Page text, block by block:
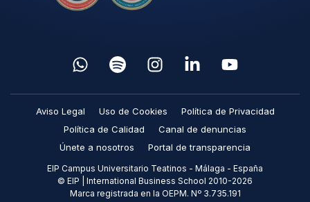
Aviso Legal Uso de Cookies
Política de Privacidad
Política de Calidad
Canal de denuncias
Únete a nosotros
Portal de transparencia
EIP Campus Universitario Teatinos - Málaga - España
© EIP | International Business School 2010-2026
Marca registrada en la OEPM. Nº 3.735.191